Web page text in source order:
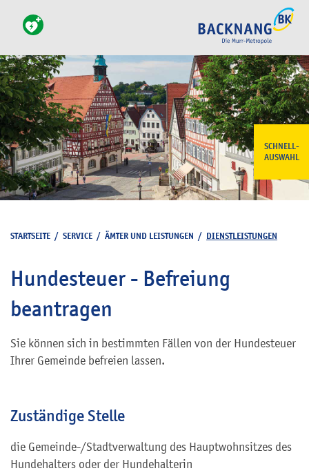
SCHNELL-
AUSWAHL
STARTSEITE / SERVICE / ÄMTER UND LEISTUNGEN / DIENSTLEISTUNGEN
Hundesteuer - Befreiung
beantragen
Sie können sich in bestimmten Fällen von der Hundesteuer
Ihrer Gemeinde befreien lassen.
Zuständige Stelle
die Gemeinde-/Stadtverwaltung des Hauptwohnsitzes des
Hundehalters oder der Hundehalterin